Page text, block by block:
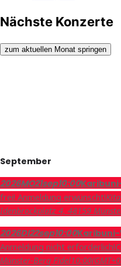
Nächste Konzerte
zum aktuellen Monat springen
September
2026MO21sep10:00
frei! Anmeldung erwünscht!
Idenbrockplatz 4, 48159
2026DI22sep10:00
Anmeldung nicht erforderlich!
Münster-Berg Fidel10:00